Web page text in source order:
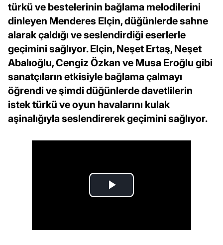
türkü ve bestelerinin bağlama melodilerini
dinleyen Menderes Elçin, düğünlerde sahne
alarak çaldığı ve seslendirdiği eserlerle
geçimini sağlıyor. Elçin, Neşet Ertaş, Neşet
Abalıoğlu, Cengiz Özkan ve Musa Eroğlu gibi
sanatçıların etkisiyle bağlama çalmayı
öğrendi ve şimdi düğünlerde davetlilerin
istek türkü ve oyun havalarını kulak
aşinalığıyla seslendirerek geçimini sağlıyor.